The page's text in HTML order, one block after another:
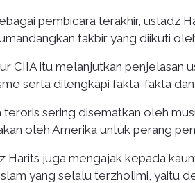
pembicara terakhir, ustadz
takbir yang diikuti
CIIA itu melanjutkan penjelasan
serta dilengkapi fakta-fakta
teroris sering disematkan oleh
oleh Amerika untuk perang
Harits juga mengajak kepada
yang selalu terzholimi, yaitu